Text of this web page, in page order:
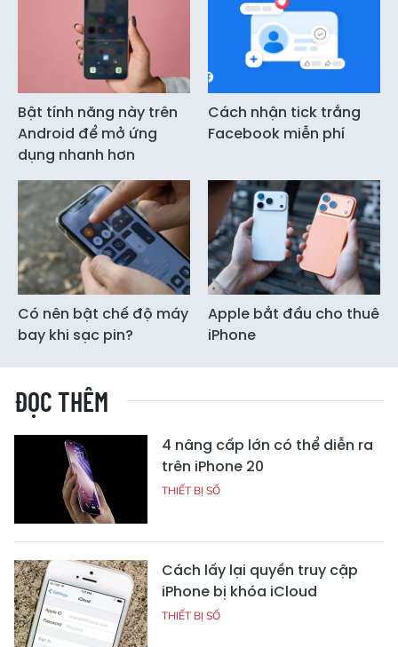
Bật tính năng này trên
Android để mở ứng
dụng nhanh hơn
Cách nhận tick trắng
Facebook miễn phí
Có nên bật chế độ máy
bay khi sạc pin?
Apple bắt đầu cho thuê
iPhone
ĐỌC THÊM
4 nâng cấp lớn có thể diễn ra
trên iPhone 20
THIẾT BỊ SỐ
Cách lấy lại quyền truy cập
iPhone bị khóa iCloud
THIẾT BỊ SỐ